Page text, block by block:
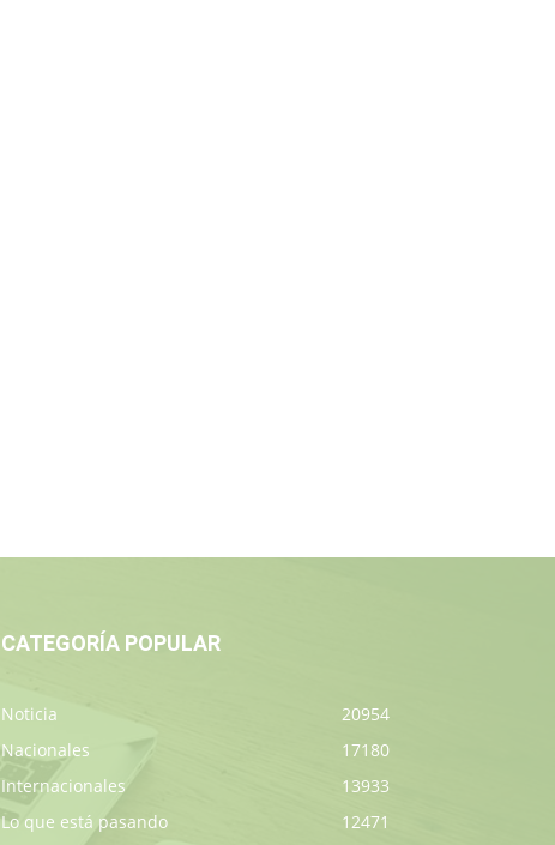
CATEGORÍA POPULAR
Noticia
20954
Nacionales
17180
Internacionales
13933
Lo que está pasando
12471